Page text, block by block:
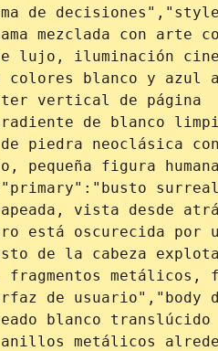
de
mezclada con arte
lujo, iluminación
blanco y azul
vertical de página
de blanco
neoclásica
pequeña figura
vista desde
está oscurecida por
de la cabeza
metálicos,
de
blanco translúcido
metálicos